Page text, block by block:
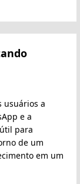
usuários a
e a
para
de um
em um